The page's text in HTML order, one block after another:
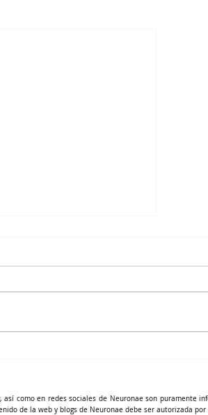
como en redes sociales de Neuronae son puramente
de la web y blogs de Neuronae debe ser autorizada